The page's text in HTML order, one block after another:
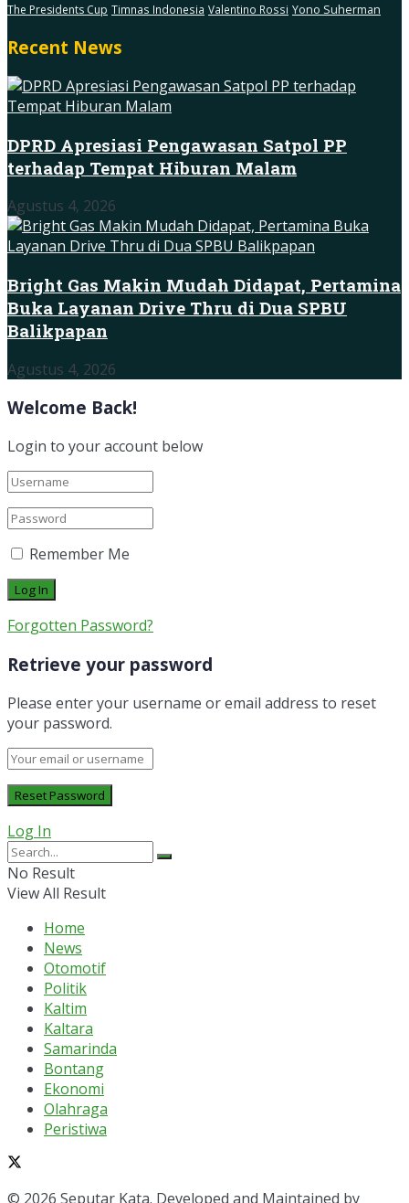
The Presidents Cup Timnas Indonesia Valentino Rossi Yono Suherman
Recent News
DPRD Apresiasi Pengawasan Satpol PP
terhadap Tempat Hiburan Malam
Agustus 4, 2026
Bright Gas Makin Mudah Didapat, Pertamina
Buka Layanan Drive Thru di Dua SPBU
Balikpapan
Agustus 4, 2026
Welcome Back!
Login to your account below
Remember Me
Forgotten Password?
Retrieve your password
Please enter your username or email address to reset
your password.
Log In
No Result
View All Result
Home
News
Otomotif
Politik
Kaltim
Kaltara
Samarinda
Bontang
Ekonomi
Olahraga
Peristiwa
© 2026 Seputar Kata. Developed and Maintained by